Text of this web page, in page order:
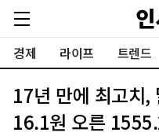
경제 라이프 트렌드
17년 만에 최고치,
16.1원 오른